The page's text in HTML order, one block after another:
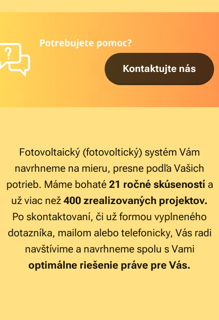
Kontaktujte nás
Fotovoltaický (fotovoltický) systém Vám
navrhneme na mieru, presne podľa Vašich
potrieb. Máme bohaté 21 ročné skúseností a
už viac než 400 zrealizovaných projektov.
Po skontaktovaní, či už formou vyplneného
dotazníka, mailom alebo telefonicky, Vás radi
navštívime a navrhneme spolu s Vami
optimálne riešenie práve pre Vás.